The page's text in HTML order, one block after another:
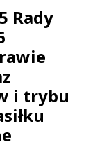
Rady
i trybu